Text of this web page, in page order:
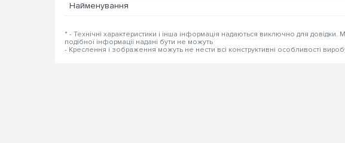
Найменування
* - Технічні характеристики і інша інформація надаються виключно для
подібної інформації надані бути не можуть
- Креслення і зображення можуть не нести всі конструктивні особливості